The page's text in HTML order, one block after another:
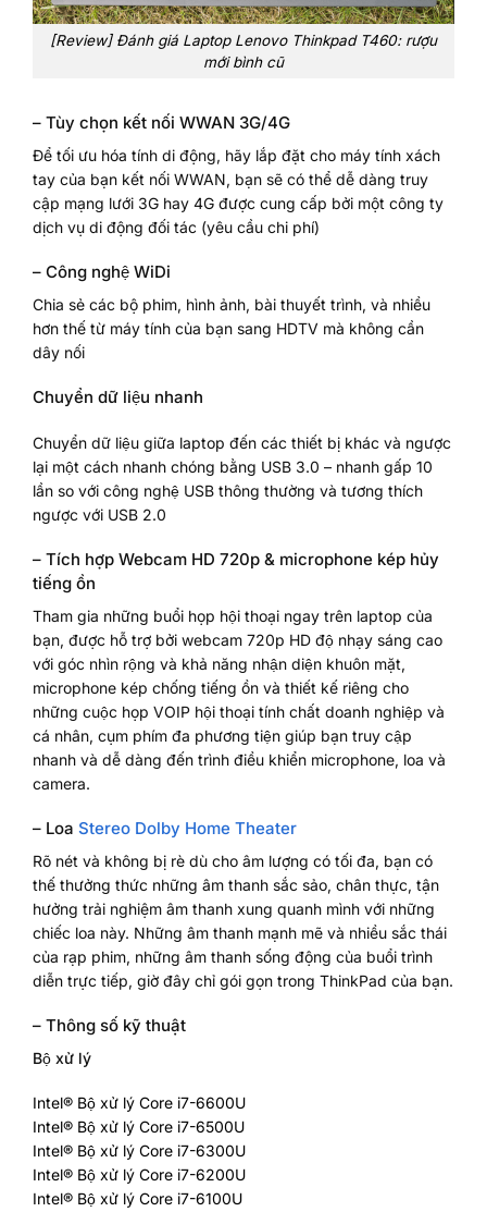
[Review] Đánh giá Laptop Lenovo Thinkpad T460: rượu
mới bình cũ
– Tùy chọn kết nối WWAN 3G/4G
Để tối ưu hóa tính di động, hãy lắp đặt cho máy tính xách
tay của bạn kết nối WWAN, bạn sẽ có thể dễ dàng truy
cập mạng lưới 3G hay 4G được cung cấp bởi một công ty
dịch vụ di động đối tác (yêu cầu chi phí)
– Công nghệ WiDi
Chia sẻ các bộ phim, hình ảnh, bài thuyết trình, và nhiều
hơn thế từ máy tính của bạn sang HDTV mà không cần
dây nối
Chuyển dữ liệu nhanh
Chuyển dữ liệu giữa laptop đến các thiết bị khác và ngược
lại một cách nhanh chóng bằng USB 3.0 – nhanh gấp 10
lần so với công nghệ USB thông thường và tương thích
ngược với USB 2.0
– Tích hợp Webcam HD 720p & microphone kép hủy
tiếng ồn
Tham gia những buổi họp hội thoại ngay trên laptop của
bạn, được hỗ trợ bởi webcam 720p HD độ nhạy sáng cao
với góc nhìn rộng và khả năng nhận diện khuôn mặt,
microphone kép chống tiếng ồn và thiết kế riêng cho
những cuộc họp VOIP hội thoại tính chất doanh nghiệp và
cá nhân, cụm phím đa phương tiện giúp bạn truy cập
nhanh và dễ dàng đến trình điều khiển microphone, loa và
camera.
– Loa Stereo Dolby Home Theater
Rõ nét và không bị rè dù cho âm lượng có tối đa, bạn có
thế thưởng thức những âm thanh sắc sảo, chân thực, tận
hưởng trải nghiệm âm thanh xung quanh mình với những
chiếc loa này. Những âm thanh mạnh mẽ và nhiều sắc thái
của rạp phim, những âm thanh sống động của buổi trình
diễn trực tiếp, giờ đây chỉ gói gọn trong ThinkPad của bạn.
– Thông số kỹ thuật
Bộ xử lý
Intel® Bộ xử lý Core i7-6600U
Intel® Bộ xử lý Core i7-6500U
Intel® Bộ xử lý Core i7-6300U
Intel® Bộ xử lý Core i7-6200U
Intel® Bộ xử lý Core i7-6100U